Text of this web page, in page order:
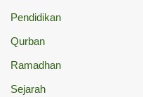
Pendidikan
Qurban
Ramadhan
Sejarah